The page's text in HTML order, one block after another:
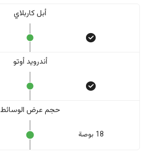
أبل كاربلاي
أندرويد أوتو
حجم عرض الوسائط
18 بوصة